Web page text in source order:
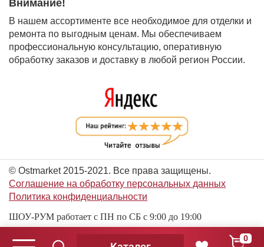
Внимание!
В нашем ассортименте все необходимое для отделки и
ремонта по выгодным ценам. Мы обеспечиваем
профессиональную консультацию, оперативную
обработку заказов и доставку в любой регион России.
© Ostmarket 2015-2021. Все права защищены.
Соглашение на обработку персональных данных
Политика конфиденциальности
ШОУ-РУМ работает с ПН по СБ с 9:00 до 19:00
0